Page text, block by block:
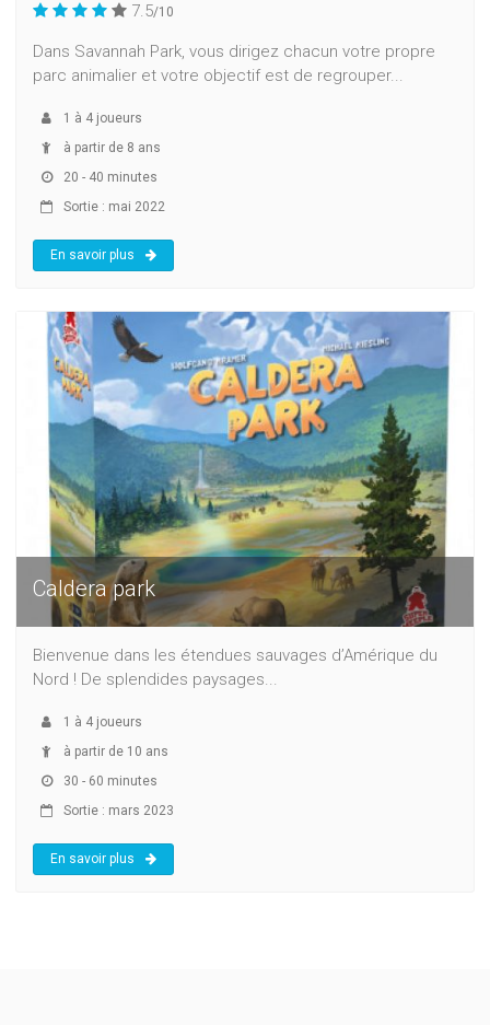
7.5/10
Dans Savannah Park, vous dirigez chacun votre propre
parc animalier et votre objectif est de regrouper...
1 à 4 joueurs
à partir de 8 ans
20 - 40 minutes
Sortie : mai 2022
En savoir plus
Caldera park
Bienvenue dans les étendues sauvages d’Amérique du
Nord ! De splendides paysages...
1 à 4 joueurs
à partir de 10 ans
30 - 60 minutes
Sortie : mars 2023
En savoir plus